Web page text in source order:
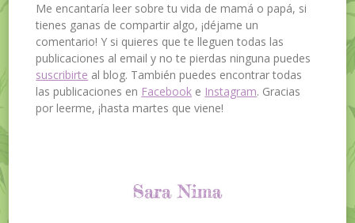
Me encantaría leer sobre tu vida de mamá o papá, si
tienes ganas de compartir algo, ¡déjame un
comentario! Y si quieres que te lleguen todas las
publicaciones al email y no te pierdas ninguna puedes
suscribirte al blog. También puedes encontrar todas
las publicaciones en Facebook e Instagram. Gracias
por leerme, ¡hasta martes que viene!